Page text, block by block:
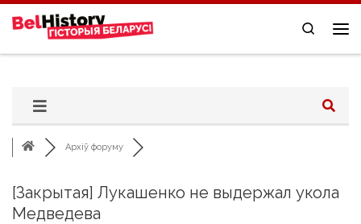
Skip to content
Search
Архіў форуму
[Закрытая] Лукашенко не выдержал укола
Медведева